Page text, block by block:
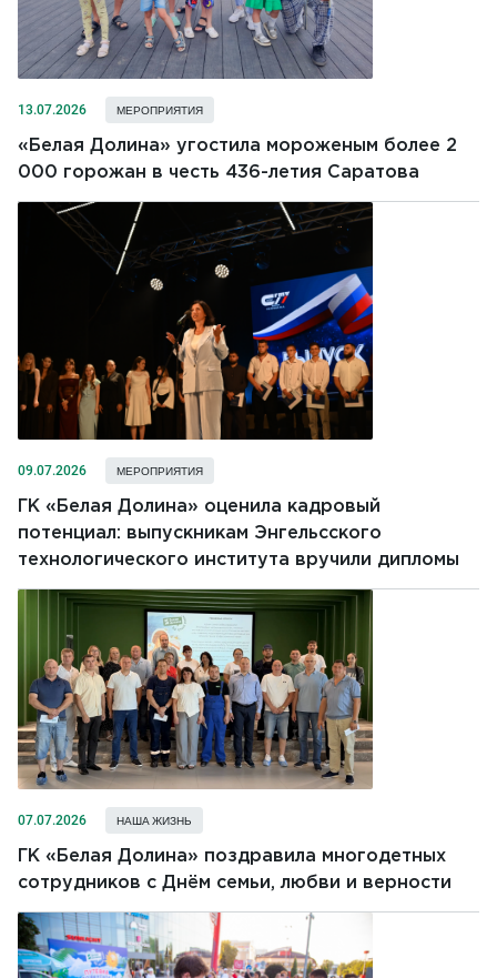
13.07.2026 МЕРОПРИЯТИЯ
«Белая Долина» угостила мороженым более 2
000 горожан в честь 436-летия Саратова
09.07.2026 МЕРОПРИЯТИЯ
ГК «Белая Долина» оценила кадровый
потенциал: выпускникам Энгельсского
технологического института вручили дипломы
07.07.2026 НАША ЖИЗНЬ
ГК «Белая Долина» поздравила многодетных
сотрудников с Днём семьи, любви и верности